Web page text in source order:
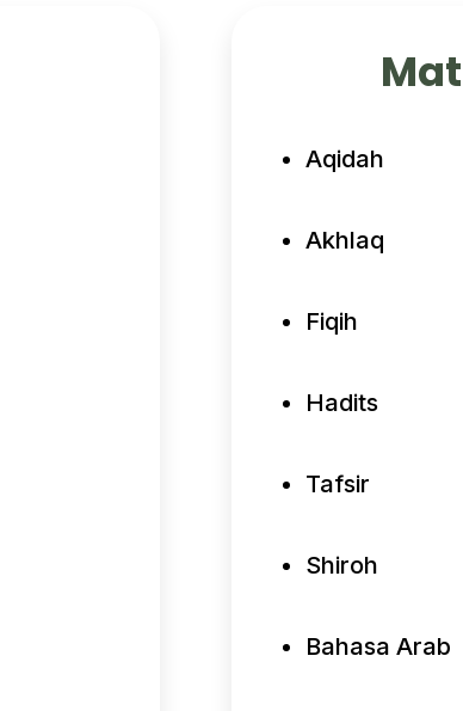
Aqidah
Akhlaq
Fiqih
Hadits
Tafsir
Shiroh
Bahasa Arab